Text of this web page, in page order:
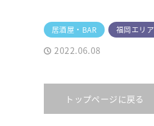
居酒屋・BAR 福岡エリア
2022.06.08
トップページに戻る